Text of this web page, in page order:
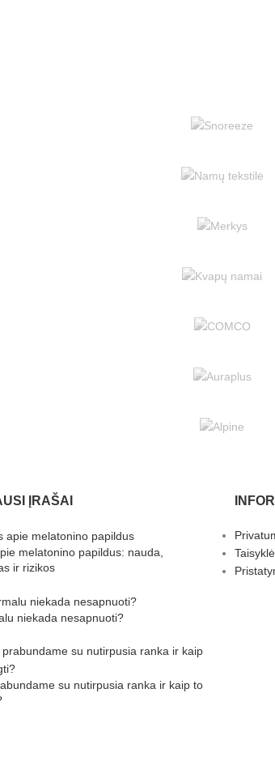
ĮRAŠAI
melatonino papildus: nauda,
ir rizikos
niekada nesapnuoti?
su nutirpusia ranka ir kaip to